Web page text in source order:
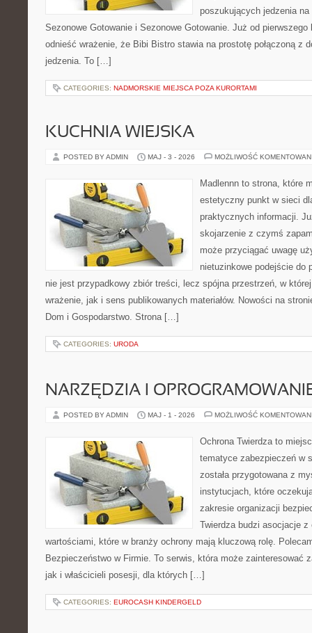
poszukujących jedzenia
Sezonowe Gotowanie i Sezonowe Gotowanie. Już od
odnieść wrażenie, że Bibi Bistro stawia na prostotę połączoną z
jedzenia. To […]
CATEGORIES: NADMORSKIE MIEJSCA POZA KURORTAMI
KUCHNIA WIEJSKA
POSTED BY ADMIN MAJ - 3 - 2026 MOŻLIWOŚĆ
Madlennn to strona, które
estetyczny punkt w sieci
praktycznych informacji.
skojarzenie z czymś
może przyciągać uwagę
nietuzinkowe podejście do
nie jest przypadkowy zbiór treści, lecz spójna przestrzeń, w
wrażenie, jak i sens publikowanych materiałów. Nowości na
Dom i Gospodarstwo. Strona […]
CATEGORIES: URODA
NARZĘDZIA I
POSTED BY ADMIN MAJ - 1 - 2026 MOŻLIWOŚĆ
Ochrona Twierdza to
tematyce zabezpieczeń w
została przygotowana z
instytucjach, które
zakresie organizacji
Twierdza budzi asocjacje
wartościami, które w branży ochrony mają kluczową rolę.
Bezpieczeństwo w Firmie. To serwis, która może zainteresować
jak i właścicieli posesji, dla których […]
CATEGORIES: EUROCASH KINDERGELD